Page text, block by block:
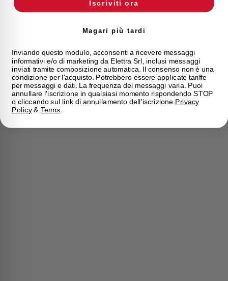
Iscriviti ora
Magari più tardi
Inviando questo modulo, acconsenti a ricevere messaggi
informativi e/o di marketing da Elettra Srl, inclusi messaggi
inviati tramite composizione automatica. Il consenso non è una
condizione per l'acquisto. Potrebbero essere applicate tariffe
per messaggi e dati. La frequenza dei messaggi varia. Puoi
annullare l'iscrizione in qualsiasi momento rispondendo STOP
o cliccando sul link di annullamento dell'iscrizione. Privacy
Policy& Terms